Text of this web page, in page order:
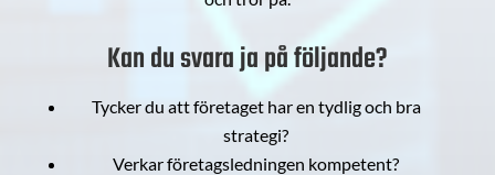
Kan du svara ja på följande?
Tycker du att företaget har en tydlig och bra
strategi?
Verkar företagsledningen kompetent?